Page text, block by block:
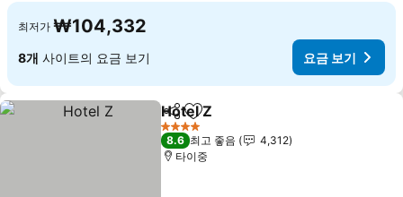
최저가 ₩104,332
8개 사이트의 요금 보기 요금 보기
공유 즐겨찾기에 추가
Hotel Z
4 성급
8.6 최고 좋음
4,312
타이중